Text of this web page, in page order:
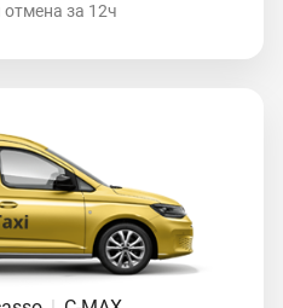
отмена за 12ч